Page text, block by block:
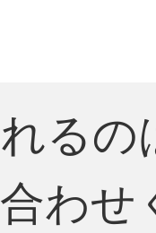
る
わせ